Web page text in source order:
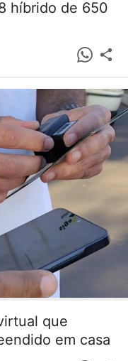
híbrido de 650
que
em casa